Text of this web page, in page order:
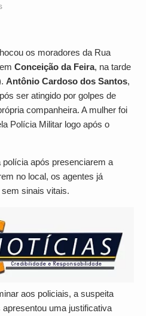
os moradores da Rua
Conceição da Feira, na tarde
Antônio Cardoso dos Santos,
ser atingido por golpes de
companheira. A mulher foi
Polícia Militar logo após o
após presenciarem a
no local, os agentes já
sinais vitais.
aos policiais, a suspeita
uma justificativa